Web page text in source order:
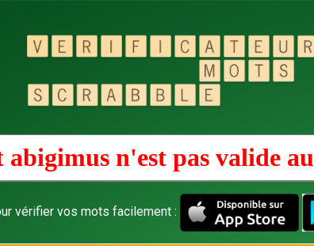
abigimus n'est pas valide au
vérifier vos mots facilement :